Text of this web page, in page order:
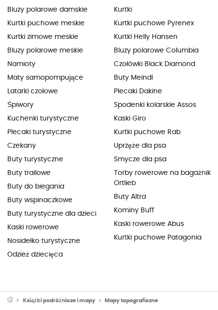
Bluzy polarowe damskie
Kurtki puchowe meskie
Kurtki zimowe meskie
Bluzy polarowe meskie
Namioty
Maty samopompujące
Latarki czołowe
Śpiwory
Kuchenki turystyczne
Plecaki turystyczne
Czekany
Buty turystyczne
Buty trailowe
Buty do biegania
Buty wspinaczkowe
Buty turystyczne dla dzieci
Kaski rowerowe
Nosidełko turystyczne
Odzież dziecięca
Kurtki
Kurtki puchowe Pyrenex
Kurtki Helly Hansen
Bluzy polarowe Columbia
Czołówki Black Diamond
Buty Meindl
Plecaki Dakine
Spodenki kolarskie Assos
Kaski Giro
Kurtki puchowe Rab
Uprzęże dla psa
Smycze dla psa
Torby rowerowe na bagażnik
Ortlieb
Buty Altra
Kominy Buff
Kaski rowerowe Abus
Kurtki puchowe Patagonia
Książki podróżnicze i mapy Mapy topograficzne